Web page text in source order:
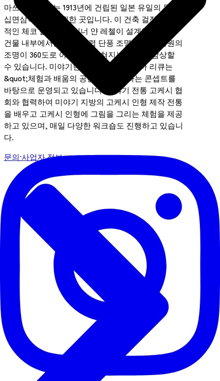
마쓰시마 리큐는 1913년에 건립된 일본 유일의 목조
십면삼각탑을 복원한 곳입니다. 이 건축 걸작은 세계
적인 체코 출신 디자이너 얀 레첼이 설계했습니다.
건물 내부에서는 저녁 무렵 단풍 조명과 궁궐 정원의
조명이 360도로 아름답게 펼쳐지는 장관을 감상할
수 있습니다. 미야기현에 위치한 마쓰시마 리큐는
&quot;체험과 배움의 공간&quot;이라는 콘셉트를
바탕으로 운영되고 있습니다. 미야기 전통 고케시 협
회와 협력하여 미야기 지방의 고케시 인형 제작 전통
을 배우고 고케시 인형에 그림을 그리는 체험을 제공
하고 있으며, 매일 다양한 워크숍도 진행하고 있습니
다.
문의·사업자 정보